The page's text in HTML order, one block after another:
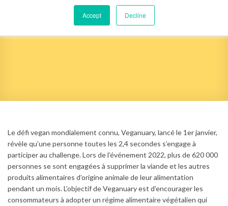
Accept Decline
Veganuary: l’hôtellerie suit la tendance
vegan
Le défi vegan mondialement connu, Veganuary, lancé le 1er janvier,
révèle qu’une personne toutes les 2,4 secondes s’engage à
participer au challenge. Lors de l’événement 2022, plus de 620 000
personnes se sont engagées à supprimer la viande et les autres
produits alimentaires d’origine animale de leur alimentation
pendant un mois. L’objectif de Veganuary est d’encourager les
consommateurs à adopter un régime alimentaire végétalien qui